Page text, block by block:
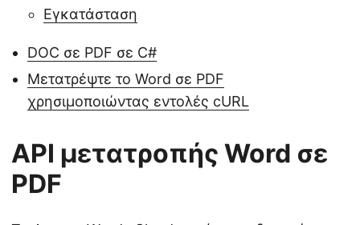
Εγκατάσταση
DOC σε PDF σε C#
Μετατρέψτε το Word σε PDF
χρησιμοποιώντας εντολές cURL
API μετατροπής Word σε
PDF